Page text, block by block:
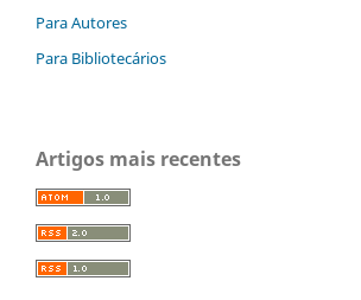
Para Autores
Para Bibliotecários
Artigos mais recentes